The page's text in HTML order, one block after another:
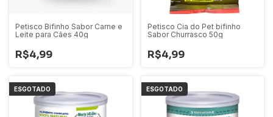
Petisco Bifinho Sabor Carne e
Leite para Cães 40g
R$4,99
Petisco Cia do Pet bifinho
Sabor Churrasco 50g
R$4,99
ESGOTADO ESGOTADO